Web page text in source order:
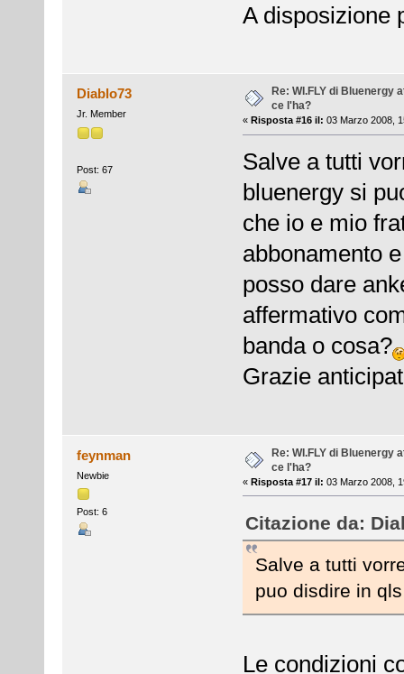
A disposizione
Diablo73
Jr. Member
Post: 67
Re: WI.FLY di Bluenergy
ce l'ha?
« Risposta #16 il: 03 Marzo 2008,
Salve a tutti
bluenergy si
che io e mio
abbonamento
posso dare
affermativo
banda o cosa?
Grazie
feynman
Newbie
Post: 6
Re: WI.FLY di Bluenergy
ce l'ha?
« Risposta #17 il: 03 Marzo 2008,
Citazione da:
Salve a tutti
puo disdire in
Le condizioni